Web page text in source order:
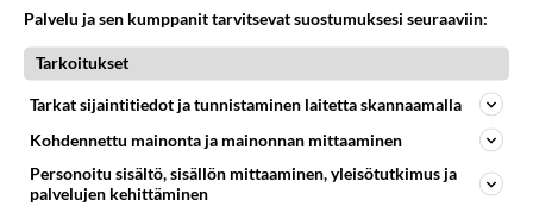
nuorena - Paljastaa karun ajan: "Otin
pikavippejä, enkä..."
Palvelu ja sen kumppanit tarvitsevat suostumuksesi seuraaviin:
Tarkoitukset
Tarkat sijaintitiedot ja tunnistaminen laitetta skannaamalla
Kohdennettu mainonta ja mainonnan mittaaminen
Personoitu sisältö, sisällön mittaaminen, yleisötutkimus ja
palvelujen kehittäminen